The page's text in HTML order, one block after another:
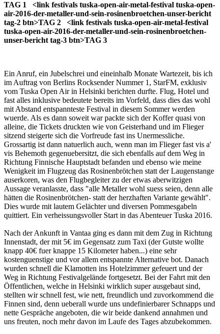
TAG 1
<link festivals tuska-open-air-metal-festival tuska-open-
air-2016-der-metaller-und-sein-rosinenbroetchen-unser-bericht
tag-2 btn>TAG 2
<link festivals tuska-open-air-metal-festival
tuska-open-air-2016-der-metaller-und-sein-rosinenbroetchen-
unser-bericht tag-3 btn>TAG 3
Ein Anruf, ein Jubelschrei und eineinhalb Monate Wartezeit, bis ich
im Auftrag von Berlins Rocksender Nummer 1, StarFM, exklusiv
vom Tuska Open Air in Helsinki berichten durfte. Flug, Hotel und
fast alles inklusive bedeutete bereits im Vorfeld, dass dies das wohl
mit Abstand entspannteste Festival in diesem Sommer werden
wuerde. Als es dann soweit war packte sich der Koffer quasi von
alleine, die Tickets druckten wie von Geisterhand und im Flieger
sitzend steigerte sich die Vorfreude fast ins Unermessliche.
Grossartig ist dann natuerlich auch, wenn man im Flieger fast vis a'
vis Behemoth gegenuebersitzt, die sich ebenfalls auf dem Weg in
Richtung Finnische Hauptstadt befanden und ebenso wie meine
Wenigkeit im Flugzeug das Rosinenbrötchen statt der Laugenstange
auserkoren, was den Flugbegleiter zu der etwas aberwitzigen
Aussage veranlasste, dass "alle Metaller wohl suess seien, denn alle
hätten die Rosinenbrötchen- statt der herzhaften Variante gewählt".
Dies wurde mit lautem Gelächter und diversen Pommesgabeln
quittiert. Ein verheissungsvoller Start in das Abenteuer Tuska 2016.
Nach der Ankunft in Vantaa ging es dann mit dem Zug in Richtung
Innenstadt, der mit 5€ im Gegensatz zum Taxi (der Gutste wollte
knapp 40€ fuer knappe 15 Kilometer haben...) eine sehr
kostenguenstige und vor allem entspannte Alternative bot. Danach
wurden schnell die Klamotten ins Hotelzimmer gefeuert und der
Weg in Richtung Festivalgelände fortgesetzt. Bei der Fahrt mit den
Öffentlichen, welche in Helsinki wirklich super ausgebaut sind,
stellten wir schnell fest, wie nett, freundlich und zuvorkommend die
Finnen sind, denn ueberall wurde uns undefinierbarer Schnapps und
nette Gespräche angeboten, die wir beide dankend annahmen und
uns freuten, noch mehr davon im Laufe des Tages abzubekommen.